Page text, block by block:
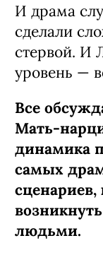
И драма
сделали
стервой. И
уровень —
Все
Мать-
динамика
самых
людьми.